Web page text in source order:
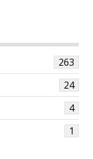
263
24
4
1